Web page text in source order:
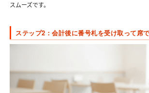
スムーズです。
ステップ2：会計後に番号札を受け取って席